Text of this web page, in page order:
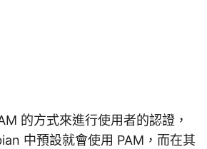
的方式來進行使用者的認證，
中預設就會使用 PAM，而在其